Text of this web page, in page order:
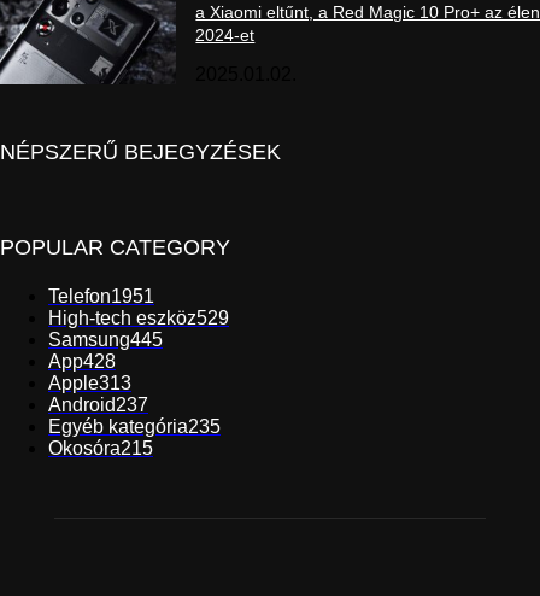
a Xiaomi eltűnt, a Red Magic 10 Pro+ az
2024-et
NÉPSZERŰ BEJEGYZÉSEK
POPULAR CATEGORY
Telefon1951
High-tech eszköz529
Samsung445
App428
Apple313
Android237
Egyéb kategória235
Okosóra215